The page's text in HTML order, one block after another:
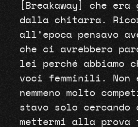
[Breakaway] che era
dalla chitarra.
all’epoca pensavo
che ci avrebbero
lei perché abbiamo
voci femminili. Non
nemmeno molto
stavo solo cercando
mettermi alla